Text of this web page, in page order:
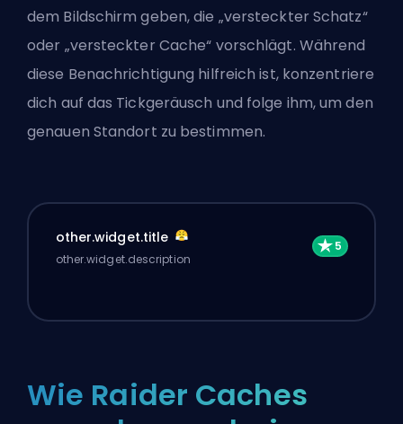
dem Bildschirm geben, die „versteckter Schatz“
oder „versteckter Cache“ vorschlägt. Während
diese Benachrichtigung hilfreich ist, konzentriere
dich auf das Tickgeräusch und folge ihm, um den
genauen Standort zu bestimmen.
other.widget.title
other.widget.description
Wie Raider Caches